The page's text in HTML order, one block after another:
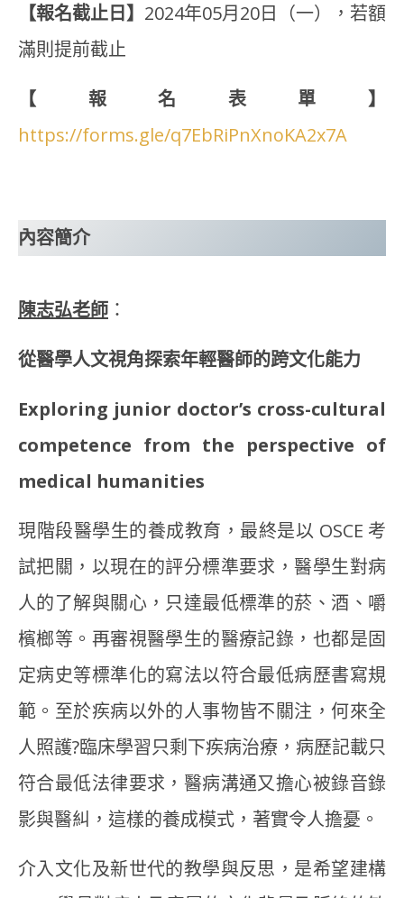
【報名截止日】 2024年05月20日（一），若額
滿則提前截止
【報名表單】
https://forms.gle/q7EbRiPnXnoKA2x7A
內容簡介
陳志弘老師 ：
從醫學人文視角探索年輕醫師的跨文化能力
Exploring junior doctor’s cross-cultural
competence from the perspective of
medical humanities
現階段醫學生的養成教育，最終是以 OSCE 考
試把關，以現在的評分標準要求，醫學生對病
人的了解與關心，只達最低標準的菸、酒、嚼
檳榔等。再審視醫學生的醫療記錄，也都是固
定病史等標準化的寫法以符合最低病歷書寫規
範。至於疾病以外的人事物皆不關注，何來全
人照護?臨床學習只剩下疾病治療，病歷記載只
符合最低法律要求，醫病溝通又擔心被錄音錄
影與醫糾，這樣的養成模式，著實令人擔憂。
介入文化及新世代的教學與反思，是希望建構